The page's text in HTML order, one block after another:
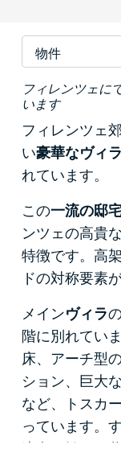
フィレンツェに
います
フィレンツェ
い豪華なヴィラ
れています。
この一流の邸
ンツェの高貴
特徴です。高
ドの対称要素
メインヴィラ
階に別れてい
床、アーチ型
ション、巨大
など、トスカ
っています。
注意を払って